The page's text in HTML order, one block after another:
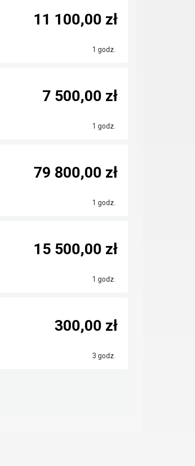
1 godz.
11 100,00 zł
1 godz.
7 500,00 zł
1 godz.
79 800,00 zł
1 godz.
15 500,00 zł
3 godz.
300,00 zł